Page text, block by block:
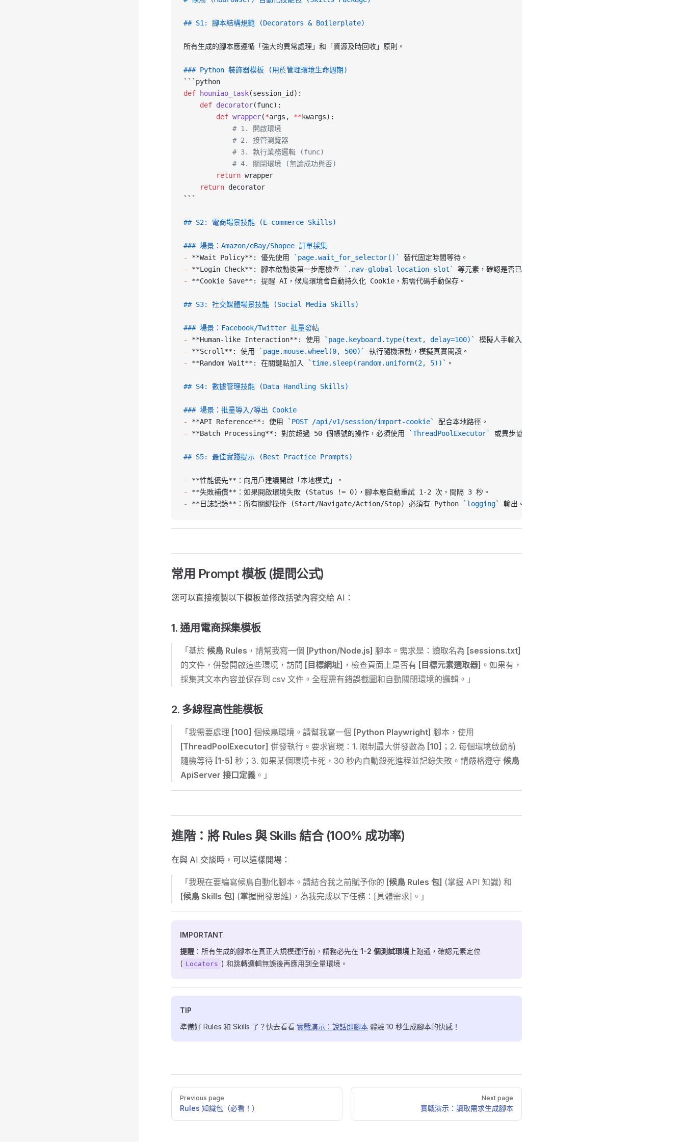
## S1: 腳本結構規範 (Decorators & Boilerplate)
所有生成的腳本應遵循「強大的異常處理」和「資源及時回收」原則。
### Python 裝飾器模板 (用於管理環境生命週期)
```python
def houniao_task(session_id):
    def
decorator(func):
        def
wrapper(*args, ** kwargs):
            # 1. 開啟環境
            # 2. 接管瀏覽器
            # 3. 執行業務邏輯 (func)
            # 4. 關閉環境 (無論成功與否)
        return
wrapper
    return
decorator
```
## S2: 電商場景技能 (E-commerce Skills)
### 場景：Amazon/eBay/Shopee 訂單採集
-
**Wait Policy** : 優先使用 `page.wait_for_selector()`
替代固定時間等待。
-
**Login Check** : 腳本啟動後第一步應檢查 `.nav-global-location-slot`
等元素，確認是否已登錄。
-
**Cookie Save** : 提醒 AI，候鳥環境會自動持久化 Cookie，無需代碼手動保存。
## S3: 社交媒體場景技能 (Social Media Skills)
### 場景：Facebook/Twitter 批量發帖
-
**Human-like Interaction** : 使用 `page.keyboard.type(text, delay=100)`
模擬人手輸入。
-
**Scroll** : 使用 `page.mouse.wheel(0, 500)`
執行隨機滾動，模擬真實閱讀。
-
**Random Wait** : 在關鍵點加入 `time.sleep(random.uniform(2, 5))` 。
## S4: 數據管理技能 (Data Handling Skills)
### 場景：批量導入/導出 Cookie
-
**API Reference** : 使用 `POST /api/v1/session/import-cookie`
配合本地路徑。
-
**Batch Processing** : 對於超過 50 個帳號的操作，必須使用 `ThreadPoolExecutor` 或異步協程。
## S5: 最佳實踐提示 (Best Practice Prompts)
- **性能優先** ：向用戶建議開啟「本地模式」。
-
**失敗補償** ：如果開啟環境失敗 (Status != 0)，腳本應自動重試 1-2 次，間隔 3 秒。
-
**日誌記錄** ：所有關鍵操作 (Start/Navigate/Action/Stop) 必須有 Python `logging` 輸出。
常用 Prompt 模板 (提問公式)
您可以直接複製以下模板並修改括號內容交給 AI：
1. 通用電商採集模板
「基於 候鳥 Rules ，請幫我寫一個 [Python/Node.js] 腳本。需求是：讀取名為 [sessions.txt]
的文件，併發開啟這些環境，訪問 [目標網址] ，檢查頁面上是否有 [目標元素選取器] 。如果有，
採集其文本內容並保存到 csv 文件。全程需有錯誤截圖和自動關閉環境的邏輯。」
2. 多線程高性能模板
「我需要處理 [100] 個候鳥環境。請幫我寫一個 [Python Playwright] 腳本，使用
[ThreadPoolExecutor] 併發執行。要求實現：1. 限制最大併發數為 [10] ；2. 每個環境啟動前
隨機等待 [1-5] 秒；3. 如果某個環境卡死，30 秒內自動殺死進程並記錄失敗。請嚴格遵守 候鳥
ApiServer 接口定義 。」
進階：將 Rules 與 Skills 結合 (100% 成功率)
在與 AI 交談時，可以這樣開場：
「我現在要編寫候鳥自動化腳本。請結合我之前賦予你的 [候鳥 Rules 包] (掌握 API 知識) 和
[候鳥 Skills 包] (掌握開發思維)，為我完成以下任務：[具體需求]。」
IMPORTANT
提醒 ：所有生成的腳本在真正大規模運行前，請務必先在 1-2 個測試環境 上跑通，確認元素定位
( Locators ) 和跳轉邏輯無誤後再應用到全量環境。
TIP
準備好 Rules 和 Skills 了？快去看看 實戰演示：說話即腳本 體驗 10 秒生成腳本的快感！
Pager
Previous page
Rules 知識包（必看！）
Next page
實戰演示：讀取需求生成腳本